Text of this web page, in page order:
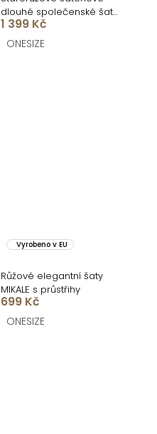
dlouhé společenské šaty
DIJATA
1 399 Kč
ONESIZE
Vyrobeno v EU
Růžové elegantní šaty
MIKALE s průstřihy
699 Kč
ONESIZE